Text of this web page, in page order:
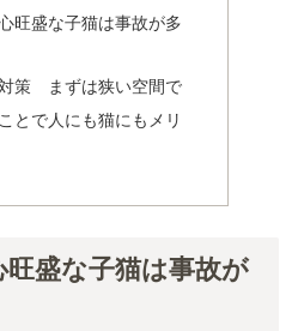
旺盛な子猫は事故が多
策 まずは狭い空間で
とで人にも猫にもメリ
盛な子猫は事故が